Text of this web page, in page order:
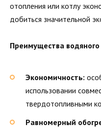
отопления или котлу
добиться значительной
Преимущества водяного
Экономичность:
использовании
твердотопливными
Равномерный